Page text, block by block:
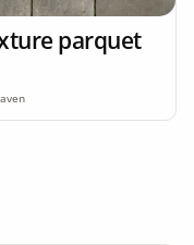
parquet